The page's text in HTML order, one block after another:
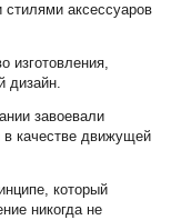
стилями аксессуаров
изготовления,
дизайн.
завоевали
качестве движущей
который
никогда не